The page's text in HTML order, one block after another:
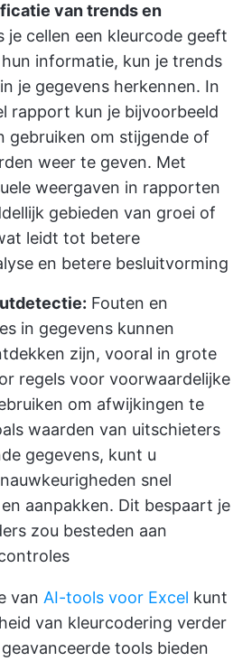
van trends en
je cellen een kleurcode geeft
informatie, kun je trends
je gegevens herkennen. In
rapport kun je bijvoorbeeld
gebruiken om stijgende of
weer te geven. Met
weergaven in rapporten
gebieden van groei of
leidt tot betere
en betere besluitvorming
Fouten en
in gegevens kunnen
zijn, vooral in grote
regels voor voorwaardelijke
om afwijkingen te
waarden van uitschieters
gegevens, kunt u
snel
aanpakken. Dit bespaart je
zou besteden aan
van AI-tools voor Excel kunt
van kleurcodering verder
tools bieden